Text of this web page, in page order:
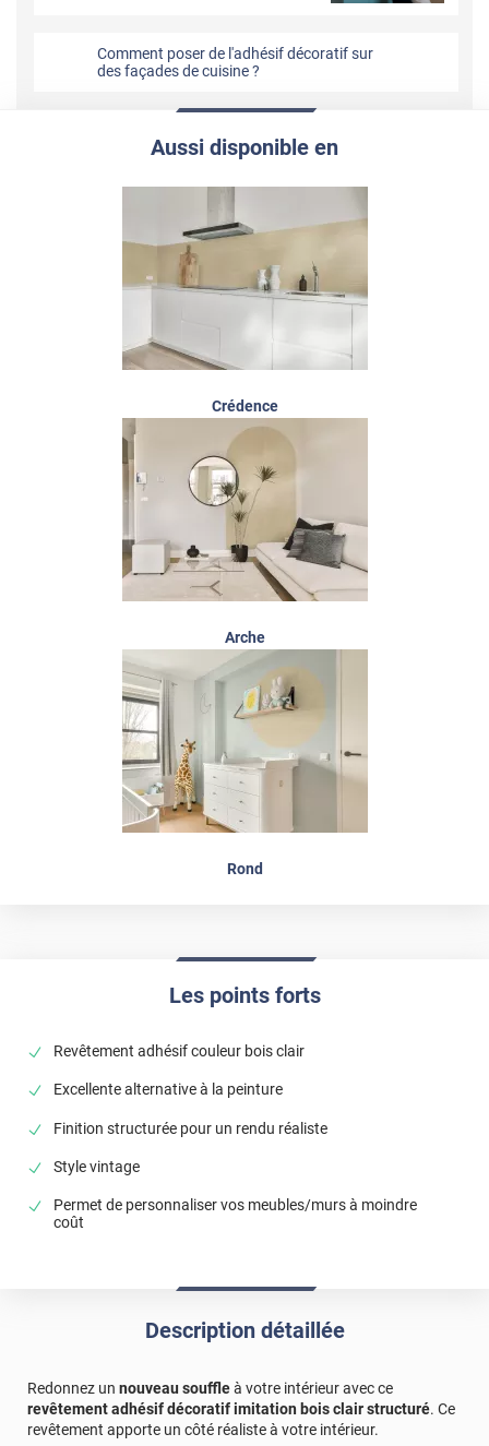
Comment poser de l'adhésif décoratif sur
des façades de cuisine ?
Aussi disponible en
Crédence
Arche
Rond
Les points forts
Revêtement adhésif couleur bois clair
Excellente alternative à la peinture
Finition structurée pour un rendu réaliste
Style vintage
Permet de personnaliser vos meubles/murs à moindre
coût
Description détaillée
Redonnez un nouveau souffleà votre intérieur avec ce
revêtement adhésif décoratif imitation bois clair structuré. Ce
revêtement apporte un côté réaliste à votre intérieur.